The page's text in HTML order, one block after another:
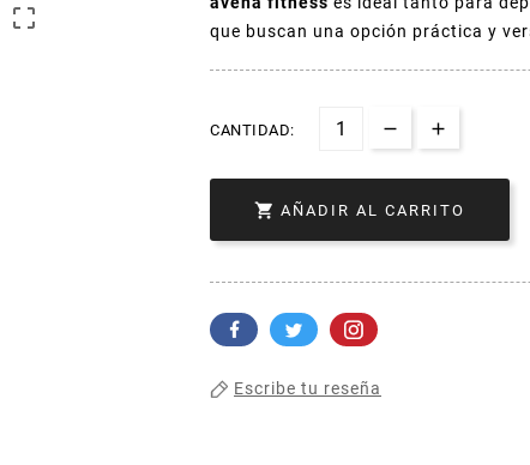

que buscan una opción práctica y
CANTIDAD:
 AÑADIR AL CARRITO
Escribe tu reseña